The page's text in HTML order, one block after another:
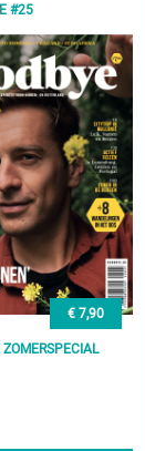
#25
€ 7,90
ZOMERSPECIAL